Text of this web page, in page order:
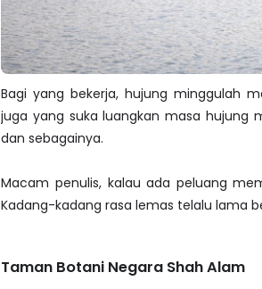
Bagi yang bekerja, hujung minggulah
juga yang suka luangkan masa hujung
dan sebagainya.
Macam penulis, kalau ada peluang
Kadang-kadang rasa lemas telalu lama
Taman Botani Negara Shah Alam